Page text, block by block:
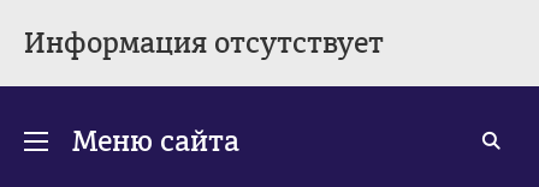
Информация отсутствует
Меню сайта